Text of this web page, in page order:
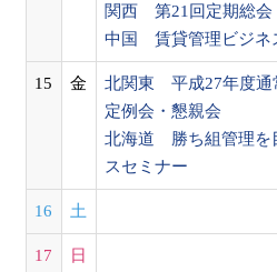
関西 第21回定期総会
中国 賃貸管理ビジネ
15 金
北関東 平成27年度
定例会・懇親会
北海道 勝ち組管理を
スセミナー
16 土
17 日